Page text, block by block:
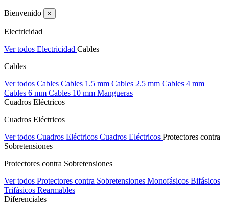
Bienvenido ×
Electricidad
Ver todos Electricidad Cables
Cables
Ver todos Cables Cables 1.5 mm Cables 2.5 mm Cables 4 mm
Cables 6 mm Cables 10 mm Mangueras
Cuadros Eléctricos
Cuadros Eléctricos
Ver todos Cuadros Eléctricos Cuadros Eléctricos Protectores contra
Sobretensiones
Protectores contra Sobretensiones
Ver todos Protectores contra Sobretensiones Monofásicos Bifásicos
Trifásicos Rearmables
Diferenciales